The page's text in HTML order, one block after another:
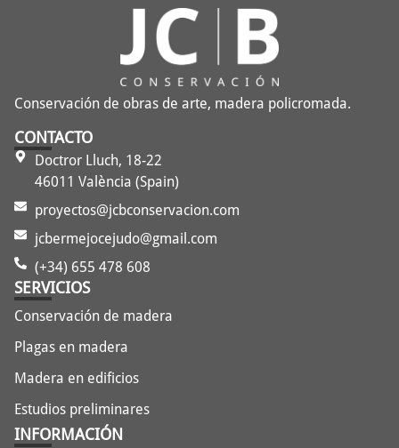
Conservación de obras de arte, madera policromada.
CONTACTO
Doctror Lluch, 18-22
46011 València (Spain)
proyectos@jcbconservacion.com
jcbermejocejudo@gmail.com
(+34) 655 478 608
SERVICIOS
Conservación de madera
Plagas en madera
Madera en edificios
Estudios preliminares
INFORMACIÓN